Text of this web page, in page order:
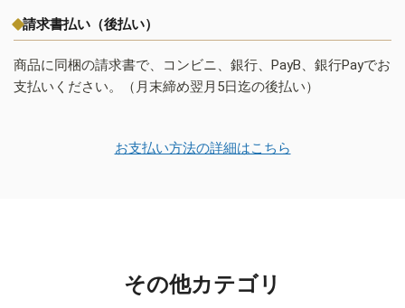
請求書払い（後払い）
商品に同梱の請求書で、コンビニ、銀行、PayB、銀行Payでお
支払いください。（月末締め翌月5日迄の後払い）
お支払い方法の詳細はこちら
その他カテゴリ